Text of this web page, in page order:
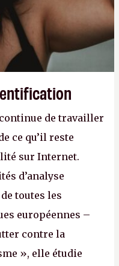
de travailler
ce qu’il reste
sur Internet.
d’analyse
toutes les
européennes –
contre la
», elle étudie